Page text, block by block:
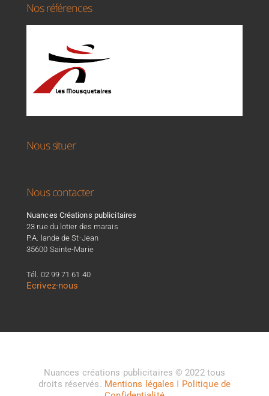
Nos références
Nous situer
Nous contacter
Nuances Créations publicitaires
23 rue du lotier des marais
P.A. lande de St-Jean
35600 Sainte-Marie
Tél. 02 99 71 61 40
Ecrivez-nous
Nuances créations publicitaires © 2022 tous
droits réservés. Mentions légales I Politique de